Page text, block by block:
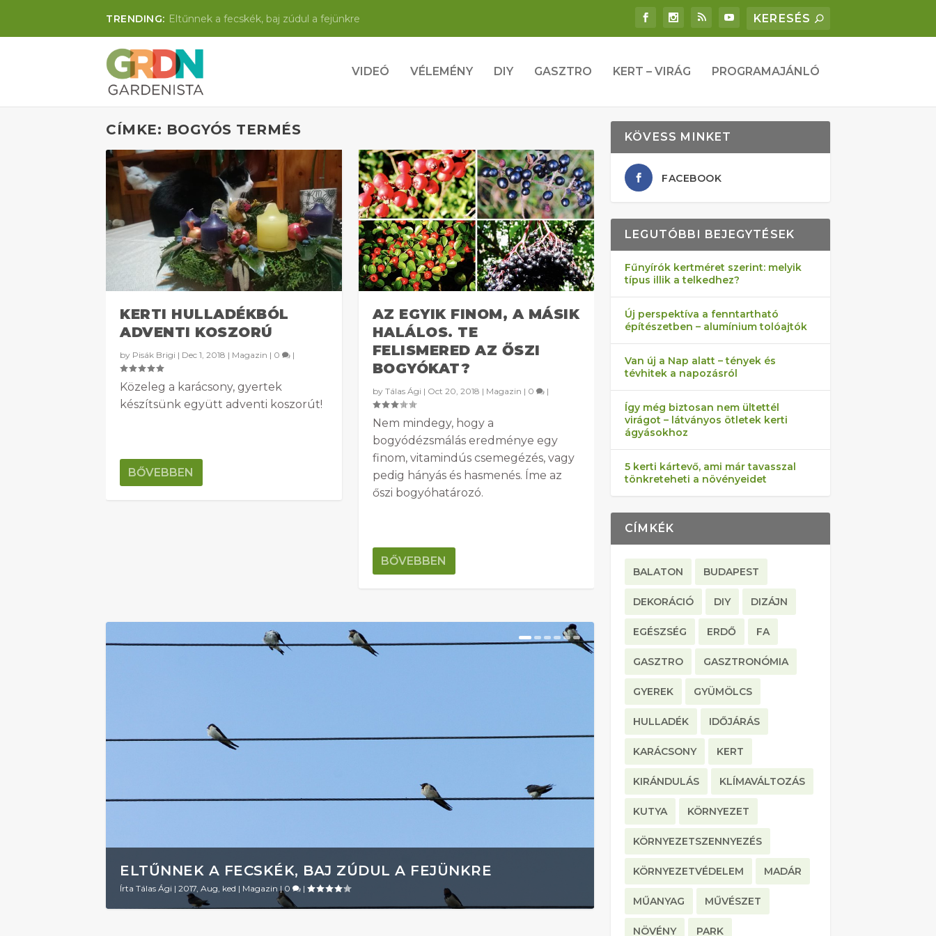
TRENDING: Eltűnnek a fecskék, baj zúdul a fejünkre
VIDEÓ VÉLEMÉNY DIY GASZTRO KERT – VIRÁG PROGRAMAJÁNLÓ
CÍMKE: BOGYÓS TERMÉS
KERTI HULLADÉKBÓL
ADVENTI KOSZORÚ
by Pisák Brigi | Dec 1, 2018 | Magazin | 0 |
Közeleg a karácsony, gyertek
készítsünk együtt adventi koszorút!
BŐVEBBEN
AZ EGYIK FINOM, A MÁSIK
HALÁLOS. TE
FELISMERED AZ ŐSZI
BOGYÓKAT?
by Tálas Ági | Oct 20, 2018 | Magazin | 0 |
Nem mindegy, hogy a
bogyódézsmálás eredménye egy
finom, vitamindús csemegézés, vagy
pedig hányás és hasmenés. Íme az
őszi bogyóhatározó.
BŐVEBBEN
ELTŰNNEK A FECSKÉK, BAJ ZÚDUL A FEJÜNKRE
Írta Tálas Ági | 2017, Aug, ked | Magazin | 0 |
KÖVESS MINKET
FACEBOOK
LEGUTÓBBI BEJEGYTÉSEK
Fűnyírók kertméret szerint: melyik
típus illik a telkedhez?
Új perspektíva a fenntartható
építészetben – alumínium tolóajtók
Van új a Nap alatt – tények és
tévhitek a napozásról
Így még biztosan nem ültettél
virágot – látványos ötletek kerti
ágyásokhoz
5 kerti kártevő, ami már tavasszal
tönkreteheti a növényeidet
CÍMKÉK
BALATON BUDAPEST
DEKORÁCIÓ DIY DIZÁJN
EGÉSZSÉG ERDŐ FA
GASZTRO GASZTRONÓMIA
GYEREK GYÜMÖLCS
HULLADÉK IDŐJÁRÁS
KARÁCSONY KERT
KIRÁNDULÁS KLÍMAVÁLTOZÁS
KUTYA KÖRNYEZET
KÖRNYEZETSZENNYEZÉS
KÖRNYEZETVÉDELEM MADÁR
MŰANYAG MŰVÉSZET
NÖVÉNY PARK